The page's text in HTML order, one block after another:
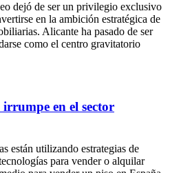
dejó de ser un privilegio exclusivo
en la ambición estratégica de
Alicante ha pasado de ser
como el centro gravitatorio
en el sector
están utilizando estrategias de
para vender o alquilar